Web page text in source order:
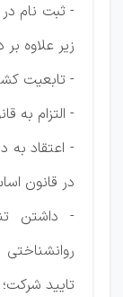
- ثبت نام
زیر علاوه
- تابعیت
- التزام به
- اعتقاد به
در قانون
- داشتن
تایید شرکت؛